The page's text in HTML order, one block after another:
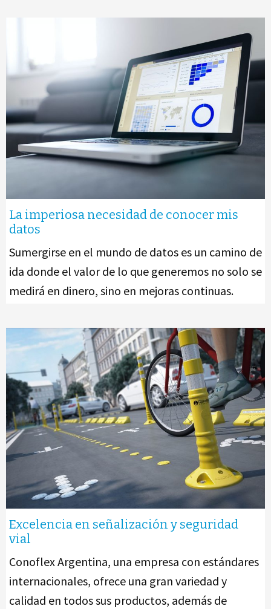
La imperiosa necesidad de conocer mis
datos
Sumergirse en el mundo de datos es un camino de
ida donde el valor de lo que generemos no solo se
medirá en dinero, sino en mejoras continuas.
Excelencia en señalización y seguridad
vial
Conoflex Argentina, una empresa con estándares
internacionales, ofrece una gran variedad y
calidad en todos sus productos, además de